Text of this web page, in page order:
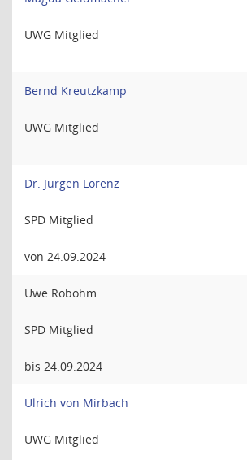
UWG Mitglied
Bernd Kreutzkamp
UWG Mitglied
Dr. Jürgen Lorenz
SPD Mitglied
von 24.09.2024
Uwe Robohm
SPD Mitglied
bis 24.09.2024
Ulrich von Mirbach
UWG Mitglied